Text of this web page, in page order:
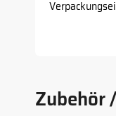
Zubehör